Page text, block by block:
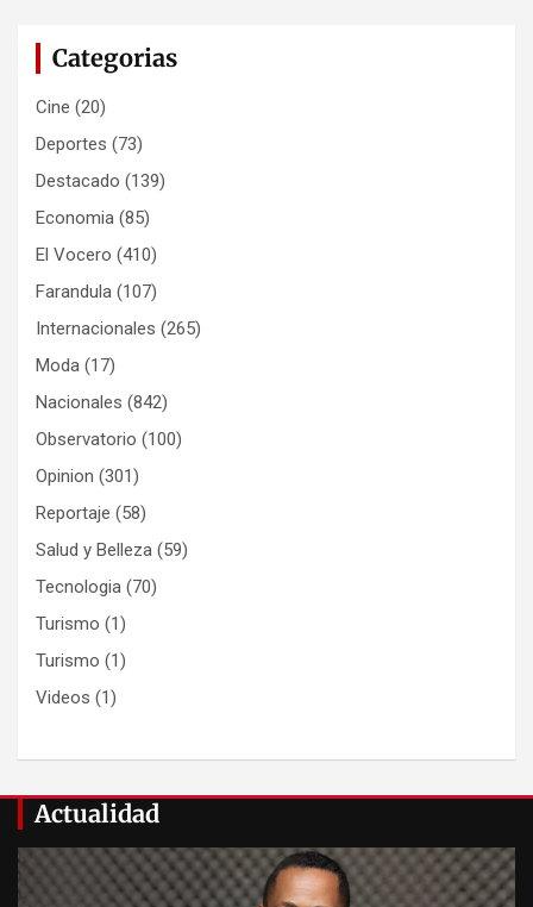
Categorias
Cine (20)
Deportes (73)
Destacado (139)
Economia (85)
El Vocero (410)
Farandula (107)
Internacionales (265)
Moda (17)
Nacionales (842)
Observatorio (100)
Opinion (301)
Reportaje (58)
Salud y Belleza (59)
Tecnologia (70)
Turismo (1)
Turismo (1)
Videos (1)
Actualidad